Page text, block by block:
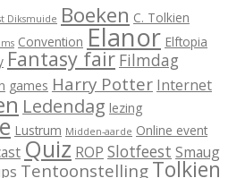
Diksmuide Boeken C. Tolkien
Convention Elanor Elftopia
Fantasy fair Filmdag
games Harry Potter Internet
Ledendag lezing
Lustrum Midden-aarde Online event
Quiz ROP Slotfeest Smaug
TentoonstellingTolkien